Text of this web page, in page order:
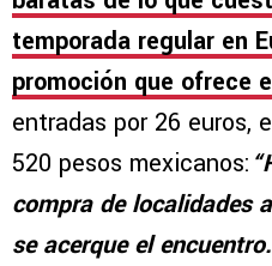
temporada regular en
promoción que ofrece
entradas por 26 euros,
520 pesos mexicanos:
compra de localidades
se acerque el encuentro.